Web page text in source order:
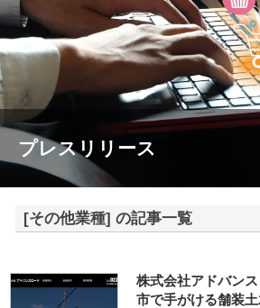
プレスリリース
[その他業種] の記事一覧
株式会社アドバン
市で手がける舗装